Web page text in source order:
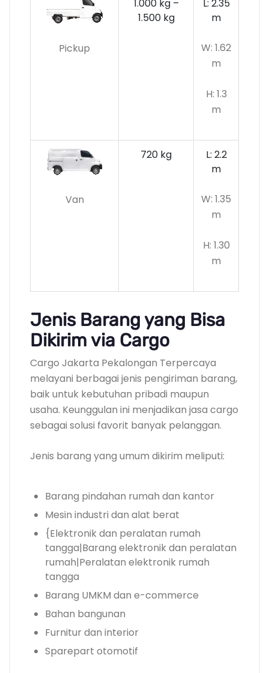
Pickup
1.000 kg –
1.500 kg
L: 2.35
m
W: 1.62
m
H: 1.3
m
Van
720 kg
L: 2.2
m
W: 1.35
m
H: 1.30
m
Jenis Barang yang Bisa
Dikirim via Cargo
Cargo Jakarta Pekalongan Terpercaya
melayani berbagai jenis pengiriman barang,
baik untuk kebutuhan pribadi maupun
usaha. Keunggulan ini menjadikan jasa cargo
sebagai solusi favorit banyak pelanggan.
Jenis barang yang umum dikirim meliputi:
Barang pindahan rumah dan kantor
Mesin industri dan alat berat
{Elektronik dan peralatan rumah
tangga|Barang elektronik dan peralatan
rumah|Peralatan elektronik rumah
tangga
Barang UMKM dan e-commerce
Bahan bangunan
Furnitur dan interior
Sparepart otomotif